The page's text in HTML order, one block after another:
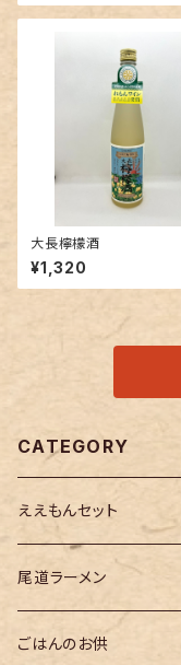
大長檸檬酒
¥1,320
CATEGORY
ええもんセット
尾道ラーメン
ごはんのお供